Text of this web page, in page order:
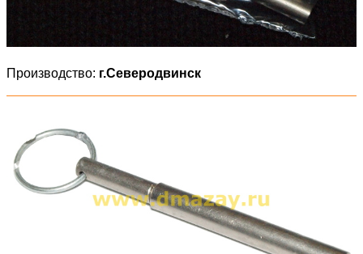
Производство: г.Северодвинск